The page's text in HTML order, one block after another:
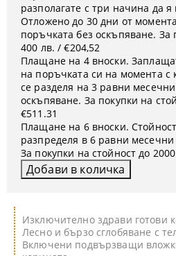
Изключително здрави готови
Лесно и бързо сглобяване с
Включени подвързващи
разполагате с три начина да я
Отложено до 30 дни от
поръчката без оскъпяване. За
400 лв. / €204,52
Плащане на 4 вноски.
на поръчката си на момента с
се разделя на 3 равни
оскъпяване. За покупки на
€511.31
Плащане на 6 вноски.
разпределя в 6 равни
За покупки на стойност до